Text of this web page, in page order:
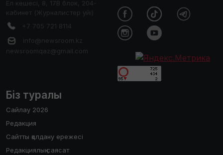
Ел кешесі, 8, 17В блок, 204-
кабинет (Журналистер уйі)
+7 705 721 8114
info@newsroom.kz
newsroomqaz@gmail.com
Біз туралы
Сайлау 2026
Редакция
Сайтты қолдану ережесі
Редакциялық саясат